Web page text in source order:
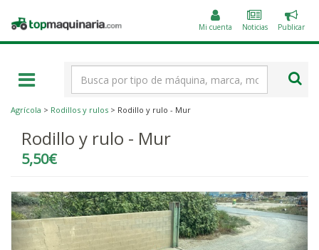
Topmaquinaria.com Mi cuenta Noticias
un
Publicar
Agrícola > Rodillos y rulos > Rodillo y rulo - Mur
Rodillo y rulo - Mur
5,50€